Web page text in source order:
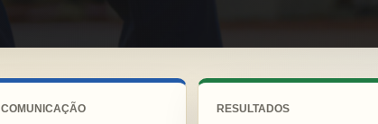
COMUNICAÇÃO RESULTADOS